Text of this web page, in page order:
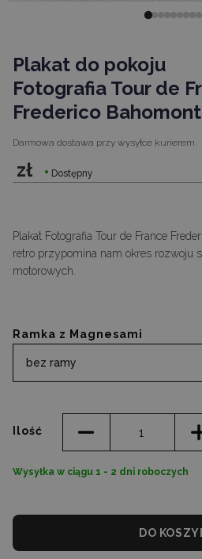
Plakat do pokoju
Fotografia Tour de
Frederico
Darmowa dostawa przy wysyłce kurierem.
zł Dostępny
Plakat Fotografia Tour de France
retro przypomina nam okres rozwoju
motorowych.
Wysyłka w ciągu 1 - 2 dni roboczych
Ramka z Magnesami
bez ramy
Ilość
DO